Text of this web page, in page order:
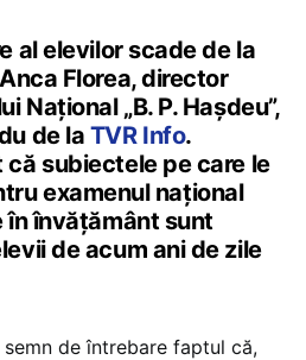
al elevilor scade de la
Florea, director
Național „B. P. Hașdeu”,
de la TVR Info.
subiectele pe care le
examenul național
învățământ sunt
de acum ani de zile
semn de întrebare faptul că,